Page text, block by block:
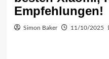
Empfehlungen!
Simon Baker 11/10/2025